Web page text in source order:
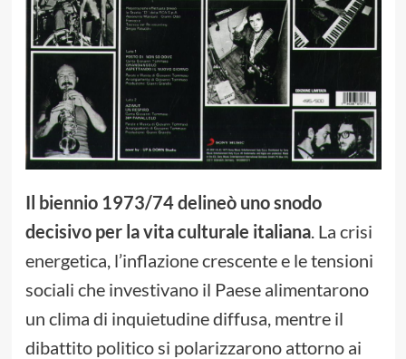
Il biennio 1973/74 delineò uno snodo
decisivo per la vita culturale italiana. La crisi
energetica, l’inflazione crescente e le tensioni
sociali che investivano il Paese alimentarono
un clima di inquietudine diffusa, mentre il
dibattito politico si polarizzarono attorno ai